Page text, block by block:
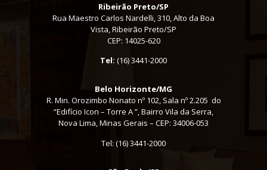
Ribeirão Preto/SP
Rua Maestro Carlos Nardelli, 310, Alto da Boa
Vista, Ribeirão Preto/SP
CEP: 14025-620
Tel: (16) 3441-2000
Belo Horizonte/MG
R. Min. Orozimbo Nonato nº 102, Sala nº 2.205 do
“Edifício Icon – Torre A ”, Bairro Vila da Serra,
Nova Lima, Minas Gerais – CEP: 34006-053
Tel: (16) 3441-2000